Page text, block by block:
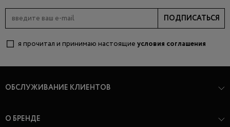
ПОДПИСАТЬСЯ
я прочитал и принимаю настоящие условия соглашения
ОБСЛУЖИВАНИЕ КЛИЕНТОВ
О БРЕНДЕ